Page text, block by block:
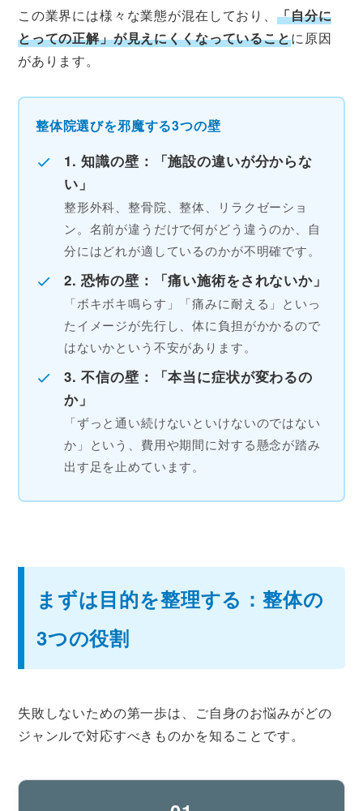
この業界には様々な業態が混在しており、 「自分に
とっての正解」が見えにくくなっていることに原因
があります。
整体院選びを邪魔する3つの壁
1. 知識の壁：「施設の違いが分からな
い」
整形外科、整骨院、整体、リラクゼーショ
ン。名前が違うだけで何がどう違うのか、自
分にはどれが適しているのかが不明確です。
2. 恐怖の壁：「痛い施術をされないか」
「ボキボキ鳴らす」「痛みに耐える」といっ
たイメージが先行し、体に負担がかかるので
はないかという不安があります。
3. 不信の壁：「本当に症状が変わるの
か」
「ずっと通い続けないといけないのではない
か」という、費用や期間に対する懸念が踏み
出す足を止めています。
まずは目的を整理する：整体の
3つの役割
失敗しないための第一歩は、ご自身のお悩みがどの
ジャンルで対応すべきものかを知ることです。